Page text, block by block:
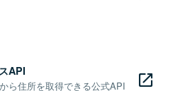
API
ら住所を取得できる公式API